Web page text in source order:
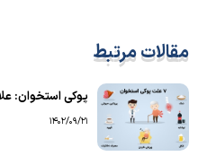
مقالات مرتبط
پوکی استخوان:
1402/09/21